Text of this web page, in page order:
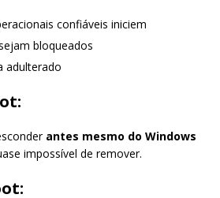
confiáveis iniciem
bloqueados
adulterado
antes mesmo do Windows
impossível de remover.